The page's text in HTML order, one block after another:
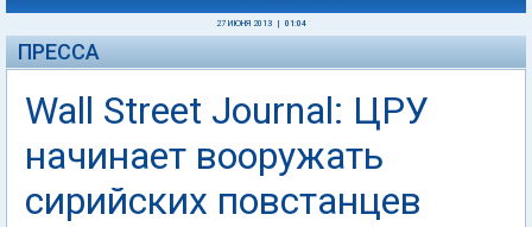
27 ИЮНЯ 2013 01:04
ПРЕССА
Wall Street Journal: ЦРУ
начинает вооружать
сирийских повстанцев